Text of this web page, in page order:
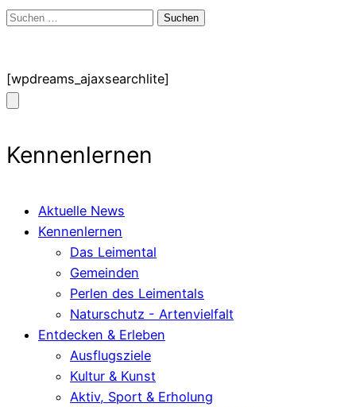
Suchen
[wpdreams_ajaxsearchlite]
Kennenlernen
Aktuelle News
Kennenlernen
Das Leimental
Gemeinden
Perlen des Leimentals
Naturschutz - Artenvielfalt
Entdecken & Erleben
Ausflugsziele
Kultur & Kunst
Aktiv, Sport & Erholung